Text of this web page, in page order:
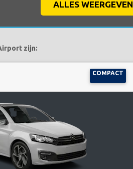
ALLES WEERGEVEN
zijn:
COMPACT